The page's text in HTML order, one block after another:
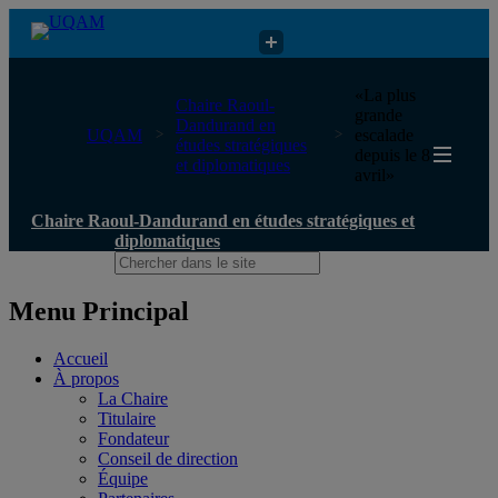
Chaire Raoul-Dandurand en études stratégiques et diplomatiques
UQAM
Chaire Raoul-
Dandurand en
études stratégiques
et diplomatiques
«La plus
grande
escalade
depuis le 8
avril»
Chaire Raoul-Dandurand en études stratégiques et
diplomatiques
Menu Principal
Accueil
À propos
La Chaire
Titulaire
Fondateur
Conseil de direction
Équipe